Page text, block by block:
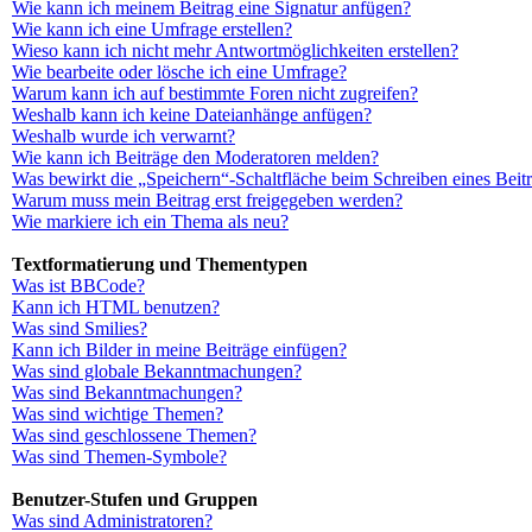
Wie kann ich meinem Beitrag eine Signatur anfügen?
Wie kann ich eine Umfrage erstellen?
Wieso kann ich nicht mehr Antwortmöglichkeiten erstellen?
Wie bearbeite oder lösche ich eine Umfrage?
Warum kann ich auf bestimmte Foren nicht zugreifen?
Weshalb kann ich keine Dateianhänge anfügen?
Weshalb wurde ich verwarnt?
Wie kann ich Beiträge den Moderatoren melden?
Was bewirkt die „Speichern“-Schaltfläche beim Schreiben eines
Warum muss mein Beitrag erst freigegeben werden?
Wie markiere ich ein Thema als neu?
Textformatierung und Thementypen
Was ist BBCode?
Kann ich HTML benutzen?
Was sind Smilies?
Kann ich Bilder in meine Beiträge einfügen?
Was sind globale Bekanntmachungen?
Was sind Bekanntmachungen?
Was sind wichtige Themen?
Was sind geschlossene Themen?
Was sind Themen-Symbole?
Benutzer-Stufen und Gruppen
Was sind Administratoren?